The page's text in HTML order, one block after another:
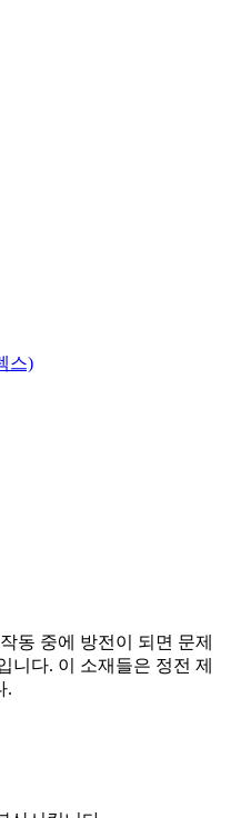
스)
동 중에 방전이 되면 문제
니다. 이 소재들은 정전 제
.